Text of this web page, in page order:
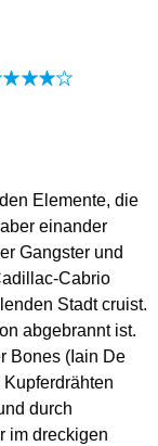
Elemente, die
einander
Gangster und
Cabrio
Stadt cruist.
abgebrannt ist.
Bones (Iain De
durch
im dreckigen